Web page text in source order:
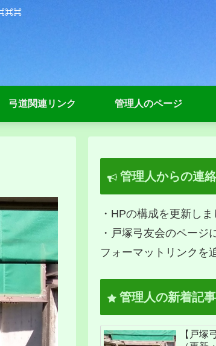
弓道関連リンク 管理人のページ
管理人からの連絡
・HPの構成を更新しま
・戸塚弓友会のページ
フォーマットリンクを
管理人の新着記事
【戸塚